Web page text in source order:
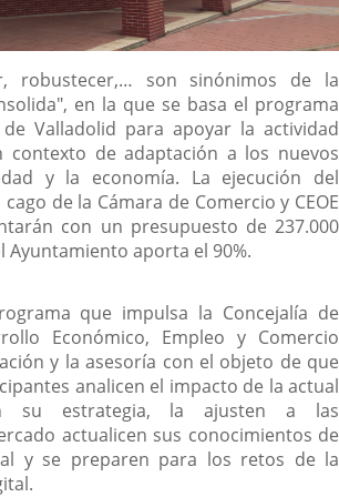
robustecer,… son sinónimos de la
en la que se basa el programa
Valladolid para apoyar la actividad
contexto de adaptación a los nuevos
y la economía. La ejecución del
de la Cámara de Comercio y CEOE
con un presupuesto de 237.000
Ayuntamiento aporta el 90%.
que impulsa la Concejalía de
Económico, Empleo y Comercio
y la asesoría con el objeto de que
analicen el impacto de la actual
su estrategia, la ajusten a las
actualicen sus conocimientos de
y se preparen para los retos de la